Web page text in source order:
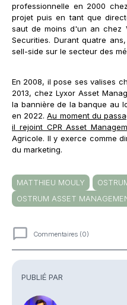
PUBLIÉ PAR
professionnelle en 2000
projet puis en tant que
saut de moins d'un an chez
Securities. Durant quatre
sell-side sur le secteur des
En 2008, il pose ses valises
2013, chez Lyxor Asset
la bannière de la banque au
en 2022.Au moment du
il rejoint CPR Asset
Agricole. Il y exerce comme
du marketing.
MATTHIEU MOULY
OSTRUM ASSET
Commentaires (0)